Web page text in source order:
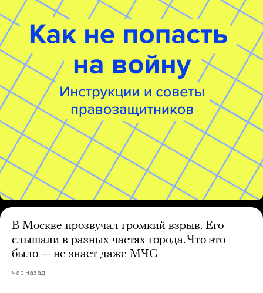
В Москве прозвучал громкий взрыв. Его
слышали в разных частях города. Что это
было — не знает даже МЧС
час назад